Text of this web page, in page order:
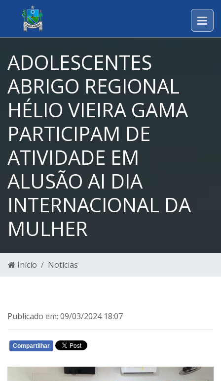
ADOLESCENTES
ABRIGO REGIONAL
HÉLIO VIEIRA GAMA
PARTICIPAM DE
ATIVIDADE EM
ALUSÃO AI DIA
INTERNACIONAL DA
MULHER
Início Notícias
Publicado em: 09/03/2024 18:07
Compartilhar